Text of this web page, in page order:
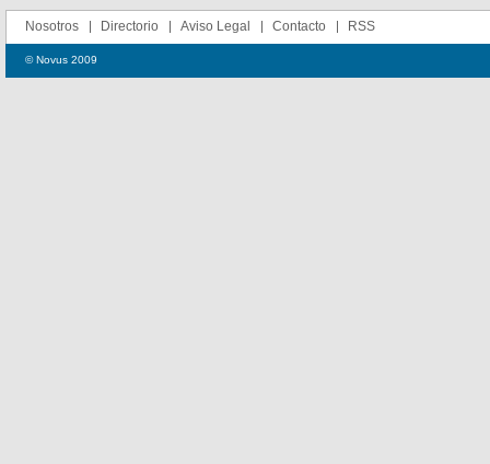
Nosotros Directorio Aviso Legal Contacto RSS
© Novus 2009